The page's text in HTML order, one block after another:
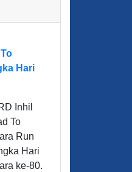
Hari
Inhil
To
Run
Hari
ke-80.